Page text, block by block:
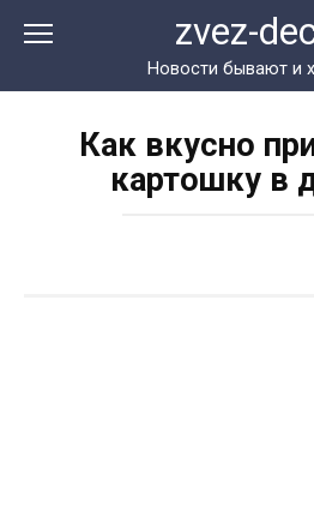
zvez-
Новости бывают и
Как вкусно
картошку в